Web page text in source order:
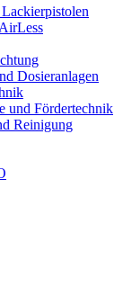
Dosieranlagen
und Fördertechnik
Reinigung